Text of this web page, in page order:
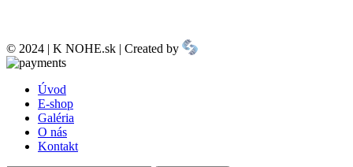
© 2024 | K NOHE.sk | Created by
Úvod
E-shop
Galéria
O nás
Kontakt